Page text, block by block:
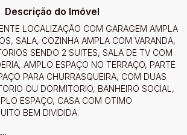
Descrição do Imóvel
LOCALIZAÇÃO COM GARAGEM AMPLA
SALA, COZINHA AMPLA COM VARANDA,
SENDO 2 SUITES, SALA DE TV COM
AMPLO ESPAÇO NO TERRAÇO, PARTE
PARA CHURRASQUEIRA, COM DUAS
OU DORMITORIO, BANHEIRO SOCIAL,
ESPAÇO, CASA COM OTIMO
BEM DIVIDIDA.